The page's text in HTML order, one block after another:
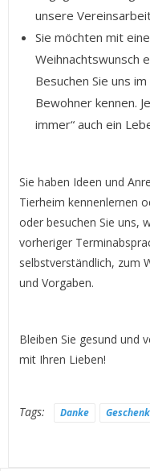
unsere
Sie möchten mit
Weihnachtswunsch
Besuchen Sie uns
Bewohner kennen.
immer“ auch ein
Sie haben Ideen und
Tierheim kennenlernen
oder besuchen Sie uns,
vorheriger
selbstverständlich, zum
und Vorgaben.
Bleiben Sie gesund und
mit Ihren Lieben!
Tags: Danke